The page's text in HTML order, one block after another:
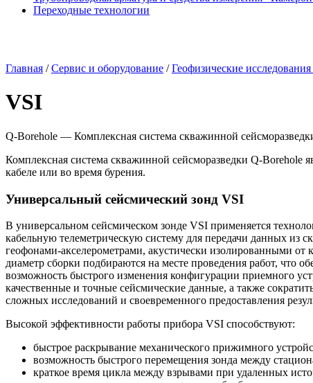
Переходные технологии
Главная /Сервис и оборудование /Геофизические
VSI
Q-Borehole — Комплексная система скважинной
Комплексная система скважинной сейсморазведки Q-Borehole
кабеле или во время бурения.
Универсальный сейсмический зонд VSI
В универсальном сейсмическом зонде VSI применяется
кабельную телеметрическую систему для передачи данных из
геофонами-акселерометрами, акустически изолированными от
диаметр сборки подбираются на месте проведения работ, что
возможность быстрого изменения конфигурации приемного
качественные и точные сейсмические данные, а также
сложных исследований и своевременного предоставления
Высокой эффективности работы прибора VSI способствуют:
быстрое раскрывание механического прижимного
возможность быстрого перемещения зонда между
краткое время цикла между взрывами при удаленных